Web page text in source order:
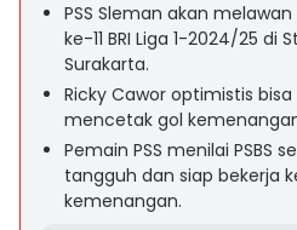
PSS Sleman akan melawan
ke-11 BRI Liga 1-2024/25 di
Surakarta.
Ricky Cawor optimistis
mencetak gol
Pemain PSS menilai PSBS
tangguh dan siap bekerja
kemenangan.